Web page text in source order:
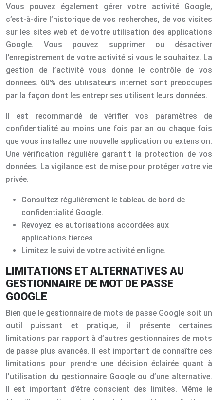
Vous pouvez également gérer votre activité Google,
c’est-à-dire l’historique de vos recherches, de vos visites
sur les sites web et de votre utilisation des applications
Google. Vous pouvez supprimer ou désactiver
l’enregistrement de votre activité si vous le souhaitez. La
gestion de l’activité vous donne le contrôle de vos
données. 60% des utilisateurs internet sont préoccupés
par la façon dont les entreprises utilisent leurs données.
Il est recommandé de vérifier vos paramètres de
confidentialité au moins une fois par an ou chaque fois
que vous installez une nouvelle application ou extension.
Une vérification régulière garantit la protection de vos
données. La vigilance est de mise pour protéger votre vie
privée.
Consultez régulièrement le tableau de bord de
confidentialité Google.
Revoyez les autorisations accordées aux
applications tierces.
Limitez le suivi de votre activité en ligne.
LIMITATIONS ET ALTERNATIVES AU
GESTIONNAIRE DE MOT DE PASSE
GOOGLE
Bien que le gestionnaire de mots de passe Google soit un
outil puissant et pratique, il présente certaines
limitations par rapport à d’autres gestionnaires de mots
de passe plus avancés. Il est important de connaître ces
limitations pour prendre une décision éclairée quant à
l’utilisation du gestionnaire Google ou d’une alternative.
Il est important d’être conscient des limites. Même le